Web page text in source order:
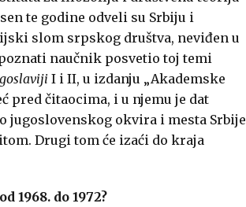
te godine odveli su Srbiju i
slom srpskog društva, neviđen u
naučnik posvetio toj temi
I i II, u izdanju „Akademske
pred čitaocima, i u njemu je dat
jugoslovenskog okvira i mesta Srbije
Drugi tom će izaći do kraja
do 1972?